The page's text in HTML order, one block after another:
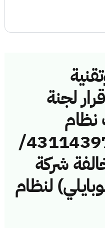
لجنة
نظام
الاتصالات رقم (43114397/
لمخالفة شركة
لنظام